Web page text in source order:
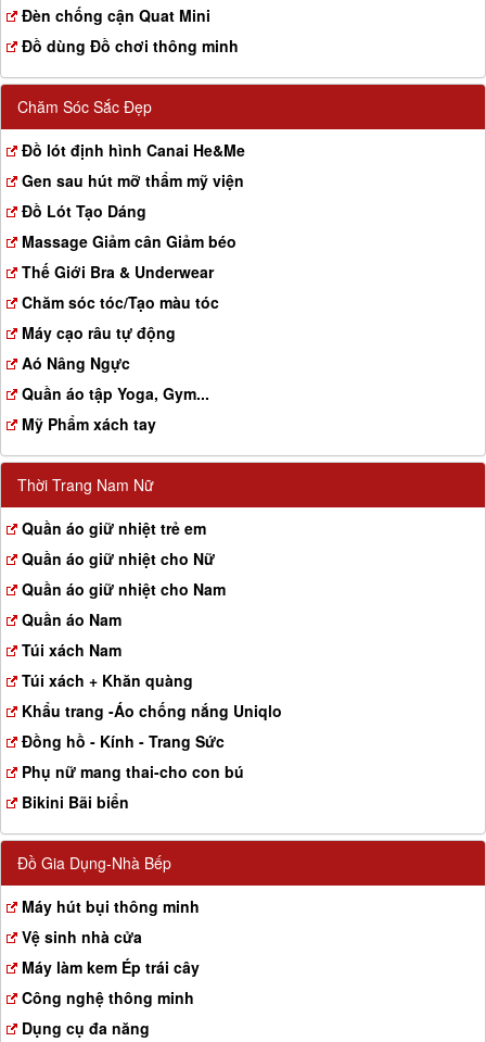
Đèn chống cận Quat Mini
Đồ dùng Đồ chơi thông minh
Chăm Sóc Sắc Đẹp
Đồ lót định hình Canai He&Me
Gen sau hút mỡ thẩm mỹ viện
Đồ Lót Tạo Dáng
Massage Giảm cân Giảm béo
Thế Giới Bra & Underwear
Chăm sóc tóc/Tạo màu tóc
Máy cạo râu tự động
Aó Nâng Ngực
Quần áo tập Yoga, Gym...
Mỹ Phẩm xách tay
Thời Trang Nam Nữ
Quần áo giữ nhiệt trẻ em
Quần áo giữ nhiệt cho Nữ
Quần áo giữ nhiệt cho Nam
Quần áo Nam
Túi xách Nam
Túi xách + Khăn quàng
Khẩu trang -Áo chống nắng Uniqlo
Đồng hồ - Kính - Trang Sức
Phụ nữ mang thai-cho con bú
Bikini Bãi biển
Đồ Gia Dụng-Nhà Bếp
Máy hút bụi thông minh
Vệ sinh nhà cửa
Máy làm kem Ép trái cây
Công nghệ thông minh
Dụng cụ đa năng